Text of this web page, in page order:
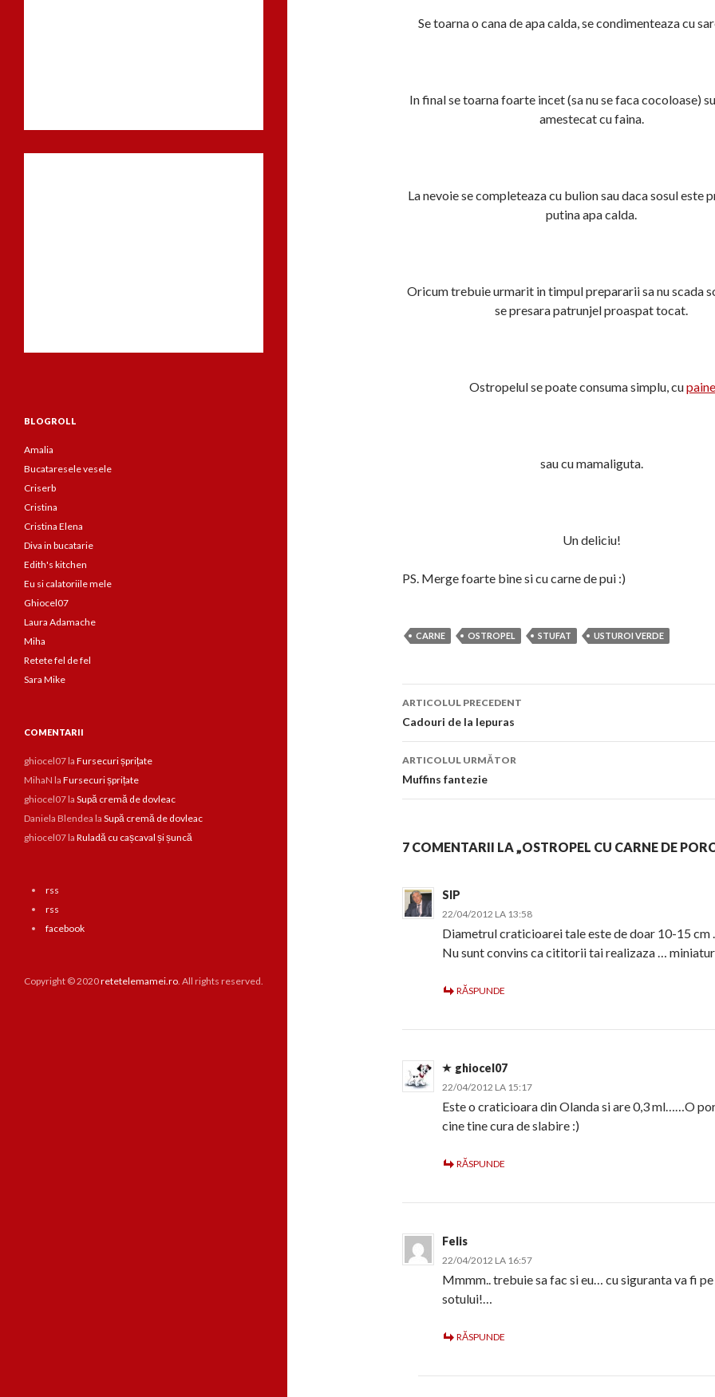
Se toarna o cana de apa calda, se condimenteaza cu
In final se toarna foarte incet (sa nu se faca cocoloase)
amestecat cu faina.
La nevoie se completeaza cu bulion sau daca sosul este
putina apa calda.
Oricum trebuie urmarit in timpul prepararii sa nu scada
se presara patrunjel proaspat tocat.
Ostropelul se poate consuma simplu, cupaine
sau cu mamaliguta.
Un deliciu!
PS. Merge foarte bine si cu carne de pui :)
CARNE OSTROPEL STUFAT USTUROI VERDE
Navigare
în
articol
ARTICOLUL PRECEDENT
Cadouri de la Iepuras
ARTICOLUL URMĂTOR
Muffins fantezie
7 COMENTARII LA „OSTROPEL CU CARNE DE
SIP
22/04/2012 LA 13:58
Diametrul craticioarei tale este de doar 10-15 cm .
Nu sunt convins ca cititorii tai realizaza …
RĂSPUNDE
ghiocel07
22/04/2012 LA 15:17
Este o craticioara din Olanda si are 0,3 ml……O
cine tine cura de slabire :)
RĂSPUNDE
Felis
22/04/2012 LA 16:57
Mmmm.. trebuie sa fac si eu… cu siguranta va fi
sotului!…
RĂSPUNDE
BLOGROLL
Amalia
Bucataresele vesele
Criserb
Cristina
Cristina Elena
Diva in bucatarie
Edith's kitchen
Eu si calatoriile mele
Ghiocel07
Laura Adamache
Miha
Retete fel de fel
Sara Mike
COMENTARII
ghiocel07la Fursecuri șprițate
MihaN la Fursecuri șprițate
ghiocel07la Supă cremă de dovleac
Daniela Blendea la Supă cremă de dovleac
ghiocel07la Ruladă cu cașcaval și șuncă
rss
rss
facebook
Copyright © 2020retetelemamei.ro. All rights reserved.